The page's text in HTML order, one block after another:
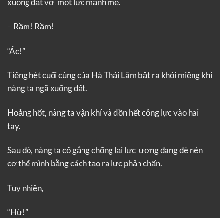
xuống đất với một lực mạnh mẽ.
– Rầm! Rầm!
“Ác!”
Tiếng hét cuối cùng của Hà Thải Lâm bật ra khỏi miệng khi
nàng ta ngã xuống đất.
Hoảng hốt, nàng ta vận khí và dồn hết công lực vào hai
tay.
Sau đó, nàng ta cố gắng chống lại lực lượng đang đè nén
cơ thể mình bằng cách tạo ra lực phản chấn.
Tuy nhiên,
“Hừ!”